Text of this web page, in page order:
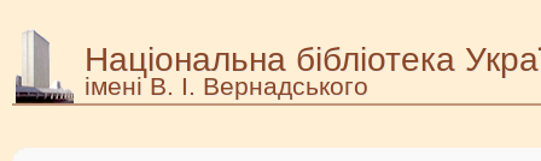
Національна бібліотека
імені В. І. Вернадського